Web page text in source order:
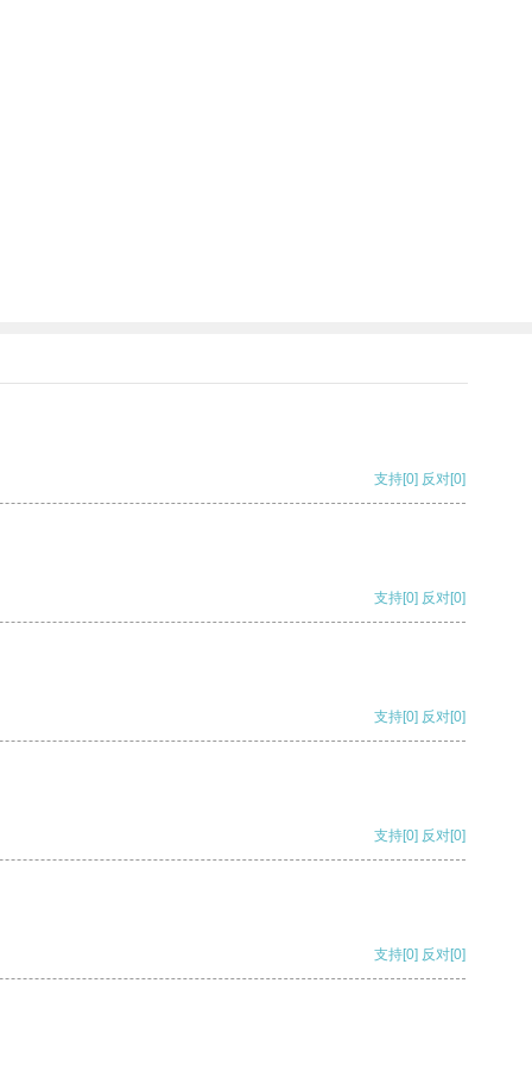
支持[0] 反对[0]
支持[0] 反对[0]
支持[0] 反对[0]
支持[0] 反对[0]
支持[0] 反对[0]